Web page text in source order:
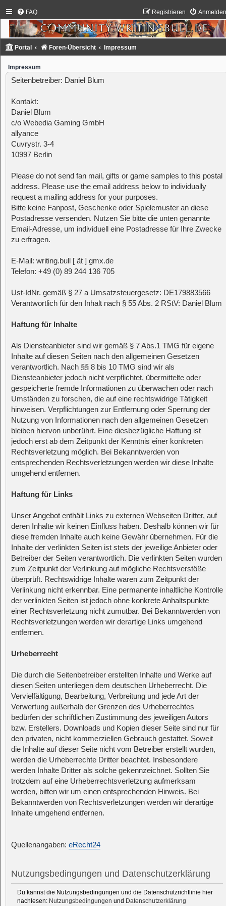
FAQ Registrieren
Portal Foren-Übersicht Impressum
Impressum
Seitenbetreiber: Daniel Blum
Kontakt:
Daniel Blum
c/o Webedia Gaming GmbH
allyance
Cuvrystr. 3-4
10997 Berlin
Please do not send fan mail, gifts or game samples to this postal
address. Please use the email address below to individually
request a mailing address for your purposes.
Bitte keine Fanpost, Geschenke oder Spielemuster an diese
Postadresse versenden. Nutzen Sie bitte die unten genannte
Email-Adresse, um individuell eine Postadresse für Ihre Zwecke
zu erfragen.
E-Mail: writing.bull [ ät ] gmx.de
Telefon: +49 (0) 89 244 136 705
Ust-IdNr. gemäß § 27 a Umsatzsteuergesetz: DE179883566
Verantwortlich für den Inhalt nach § 55 Abs. 2 RStV: Daniel Blum
Haftung für Inhalte
Als Diensteanbieter sind wir gemäß § 7 Abs.1 TMG für eigene
Inhalte auf diesen Seiten nach den allgemeinen Gesetzen
verantwortlich. Nach §§ 8 bis 10 TMG sind wir als
Diensteanbieter jedoch nicht verpflichtet, übermittelte oder
gespeicherte fremde Informationen zu überwachen oder nach
Umständen zu forschen, die auf eine rechtswidrige Tätigkeit
hinweisen. Verpflichtungen zur Entfernung oder Sperrung der
Nutzung von Informationen nach den allgemeinen Gesetzen
bleiben hiervon unberührt. Eine diesbezügliche Haftung ist
jedoch erst ab dem Zeitpunkt der Kenntnis einer konkreten
Rechtsverletzung möglich. Bei Bekanntwerden von
entsprechenden Rechtsverletzungen werden wir diese Inhalte
umgehend entfernen.
Haftung für Links
Unser Angebot enthält Links zu externen Webseiten Dritter, auf
deren Inhalte wir keinen Einfluss haben. Deshalb können wir für
diese fremden Inhalte auch keine Gewähr übernehmen. Für die
Inhalte der verlinkten Seiten ist stets der jeweilige Anbieter oder
Betreiber der Seiten verantwortlich. Die verlinkten Seiten wurden
zum Zeitpunkt der Verlinkung auf mögliche Rechtsverstöße
überprüft. Rechtswidrige Inhalte waren zum Zeitpunkt der
Verlinkung nicht erkennbar. Eine permanente inhaltliche Kontrolle
der verlinkten Seiten ist jedoch ohne konkrete Anhaltspunkte
einer Rechtsverletzung nicht zumutbar. Bei Bekanntwerden von
Rechtsverletzungen werden wir derartige Links umgehend
entfernen.
Urheberrecht
Die durch die Seitenbetreiber erstellten Inhalte und Werke auf
diesen Seiten unterliegen dem deutschen Urheberrecht. Die
Vervielfältigung, Bearbeitung, Verbreitung und jede Art der
Verwertung außerhalb der Grenzen des Urheberrechtes
bedürfen der schriftlichen Zustimmung des jeweiligen Autors
bzw. Erstellers. Downloads und Kopien dieser Seite sind nur für
den privaten, nicht kommerziellen Gebrauch gestattet. Soweit
die Inhalte auf dieser Seite nicht vom Betreiber erstellt wurden,
werden die Urheberrechte Dritter beachtet. Insbesondere
werden Inhalte Dritter als solche gekennzeichnet. Sollten Sie
trotzdem auf eine Urheberrechtsverletzung aufmerksam
werden, bitten wir um einen entsprechenden Hinweis. Bei
Bekanntwerden von Rechtsverletzungen werden wir derartige
Inhalte umgehend entfernen.
Quellenangaben: eRecht24
Nutzungsbedingungen und Datenschutzerklärung
Du kannst die Nutzungsbedingungen und die Datenschutzrichtlinie hier
nachlesen: Nutzungsbedingungen und Datenschutzerklärung